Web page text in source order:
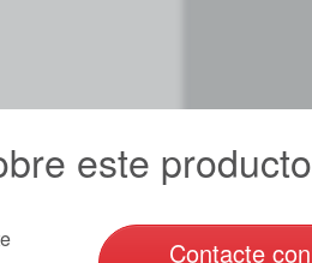
este producto
Contacte con